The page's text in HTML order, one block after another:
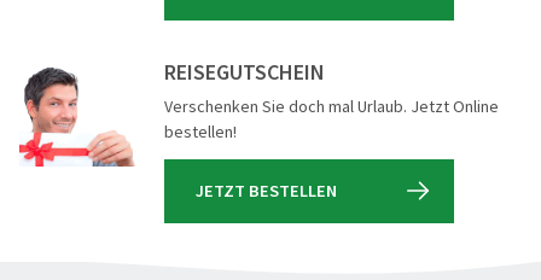
REISEGUTSCHEIN
Verschenken Sie doch mal Urlaub. Jetzt Online
bestellen!
JETZT BESTELLEN